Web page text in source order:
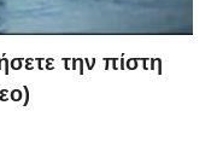
την πίστη